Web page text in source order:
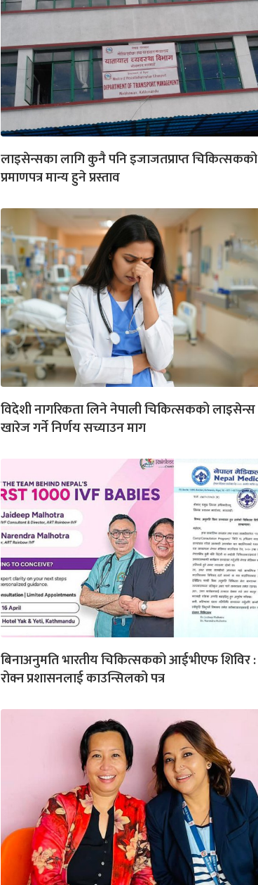
लाइसेन्सका लागि कुनै पनि इजाजतप्राप्त चिकित्सकको
प्रमाणपत्र मान्य हुने प्रस्ताव
विदेशी नागरिकता लिने नेपाली चिकित्सकको लाइसेन्स
खारेज गर्ने निर्णय सच्याउन माग
बिनाअनुमति भारतीय चिकित्सकको आईभीएफ शिविर :
रोक्न प्रशासनलाई काउन्सिलको पत्र